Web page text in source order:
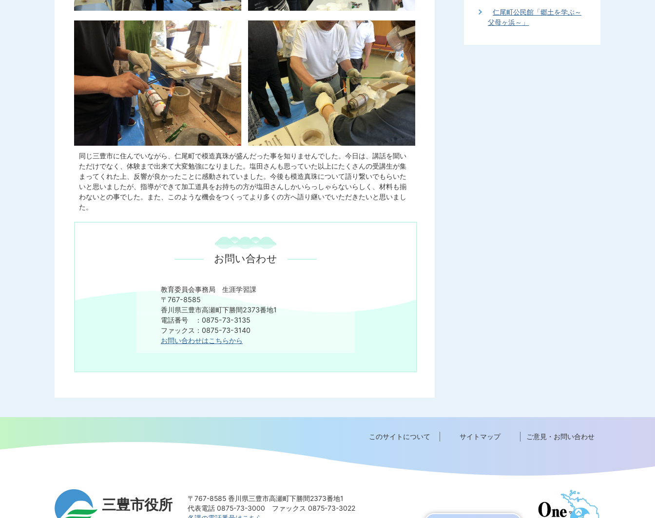
同じ三豊市に住んでいながら、仁尾町で模造真珠が盛んだった事を知りませんでした。今日は、講話を聞い
ただけでなく、体験まで出来て大変勉強になりました。塩田さんも思っていた以上にたくさんの受講生が集
まってくれた上、反響が良かったことに感動されていました。今後も模造真珠について語り繋いでもらいた
いと思いましたが、指導ができて加工道具をお持ちの方が塩田さんしかいらっしゃらないらしく、材料も揃
わないとの事でした。また、このような機会をつくってより多くの方へ語り継いでいただきたいと思いまし
た。
お問い合わせ
教育委員会事務局 生涯学習課
〒767-8585
香川県三豊市高瀬町下勝間2373番地1
電話番号 ：0875-73-3135
ファックス：0875-73-3140
お問い合わせはこちらから
仁尾町公民館「郷土を学ぶ～
父母ヶ浜～」
ペ
このサイトについて サイトマップ ご意見・お問い合わせ
三豊市役所
〒767-8585 香川県三豊市高瀬町下勝間2373番地1
代表電話 0875-73-3000 ファックス 0875-73-3022